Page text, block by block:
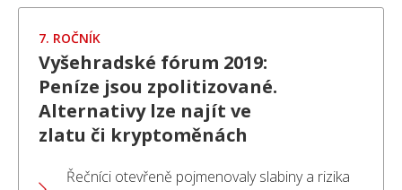
7. ROČNÍK
Vyšehradské fórum 2019:
Peníze jsou zpolitizované.
Alternativy lze najít ve
zlatu či kryptoměnách
Řečníci otevřeně pojmenovaly slabiny a rizika